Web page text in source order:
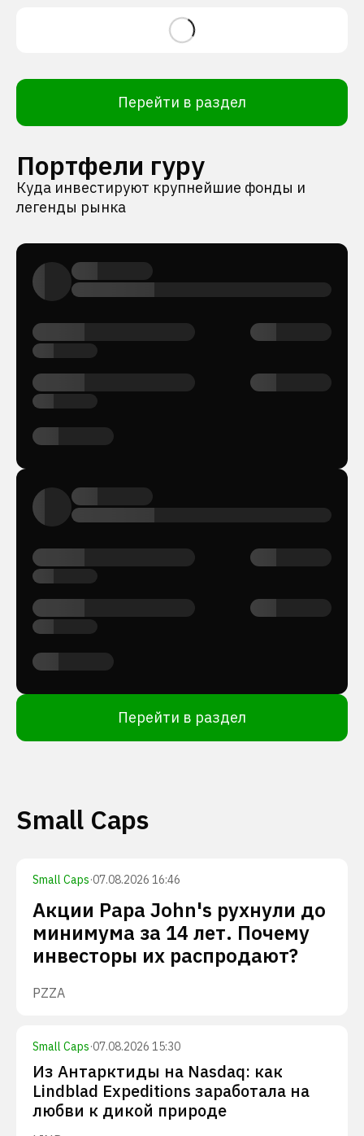
Перейти в раздел
Портфели гуру
Куда инвестируют крупнейшие фонды и
легенды рынка
Перейти в раздел
Small Caps
Small Caps·07.08.2026 16:46
Акции Papa John's рухнули до
минимума за 14 лет. Почему
инвесторы их распродают?
PZZA
Small Caps·07.08.2026 15:30
Из Антарктиды на Nasdaq: как
Lindblad Expeditions заработала на
любви к дикой природе